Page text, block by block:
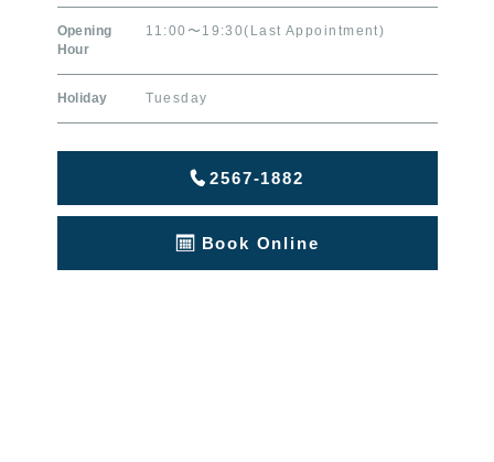
Opening
Hour
11:00〜19:30(Last Appointment)
Holiday Tuesday
2567-1882
Book Online